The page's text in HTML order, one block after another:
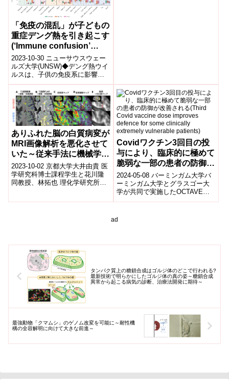
「免疫の混乱」が子どもの
重症デング熱を引き起こす
(‘Immune confusion’
leads to severe dengue
in children: study)
2023-10-30 ニューサウスウェー
ルズ大学(UNSW)◆デング熱ウイ
ルスは、子供の免疫系に影響を
与え、より重症の疾患につなが
る可能性があることが、UNSW...
ありふれた脳の白質病変が
MRI画像解析を悪化させて
いた～従来手法に機械学習
を組み入れた改善手法の開
発～
2023-10-02 京都大学大井由貴 医
学研究科博士課程学生と花川隆
同教授、林拓也 理化学研究所チ
Covidワクチン3回目の投
与により、臨床的に極めて
脆弱な一部の患者の防御が
改善される(Third Covid
vaccine dose improves
defence for some
clinically extremely
2024-05-08 バーミンガム大学バ
ーミンガム大学とグラスゴー大
学が共同で実施したOCTAVE
DUO研究試験による新たな研究
患...
ad
タンパク質上の糖鎖合成はゴルジ体のどこで行われる?
最新技術で明らかにしたゴルジ体の真の姿～糖鎖合成
異常から起こる病気の診断、治療法開発に期待～
最強動物「クマムシ」のゲノム改変を可能に～耐性機
構の全容解明に向けて大きな前進～